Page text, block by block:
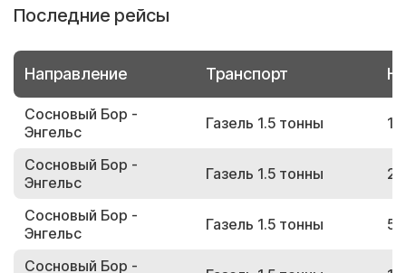
Последние рейсы
Направление Транспорт
Сосновый Бор -
Энгельс
Газель 1.5 тонны
Сосновый Бор -
Энгельс
Газель 1.5 тонны
Сосновый Бор -
Энгельс
Газель 1.5 тонны
Сосновый Бор -